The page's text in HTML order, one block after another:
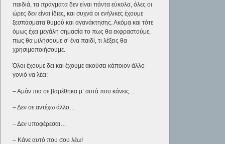
παιδιά, τα πράγματα δεν είναι πάντα εύκολα, όλες οι
ώρες δεν είναι ίδιες, και συχνά οι ενήλικες έχουμε
ξεσπάσματα θυμού και αγανάκτησης. Ακόμα και τότε
όμως έχει μεγάλη σημασία το πως θα εκφραστούμε,
πως θα μιλήσουμε σ’ ένα παιδί, τι λέξεις θα
χρησιμοποιήσουμε.
Όλοι έχουμε δει και έχουμε ακούσει κάποιον άλλο
γονιό να λέει:
– Αμάν πια σε βαρέθηκα μ’ αυτά που κάνεις…
– Δεν σε αντέχω άλλο…
– Δεν υποφέρεσαι…
– Κάνε αυτό που σου λέω!